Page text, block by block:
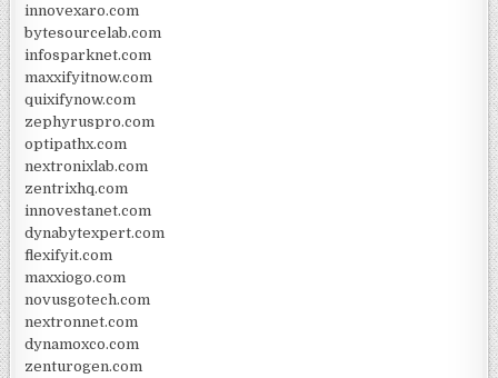
innovexaro.com
bytesourcelab.com
infosparknet.com
maxxifyitnow.com
quixifynow.com
zephyruspro.com
optipathx.com
nextronixlab.com
zentrixhq.com
innovestanet.com
dynabytexpert.com
flexifyit.com
maxxiogo.com
novusgotech.com
nextronnet.com
dynamoxco.com
zenturogen.com